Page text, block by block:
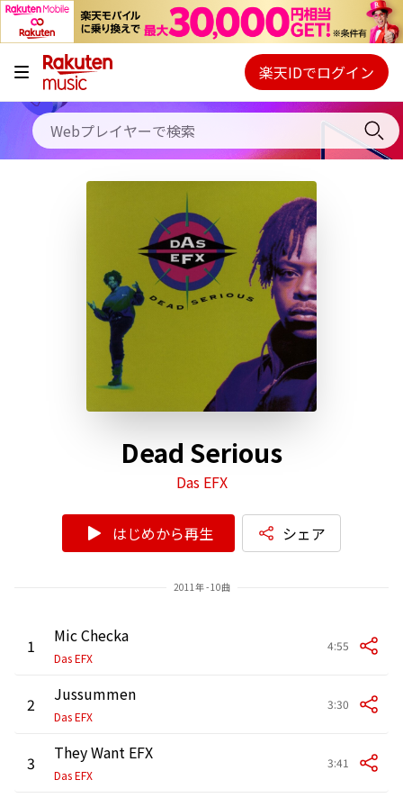
キャンペーン
料金プラン
使い方
初回30日間無料お試し
Webプレイヤー
ご契約内容の確認・変更
楽天IDでログイン
Dead Serious
Das EFX
はじめから再生 シェア
2011年 - 10曲
1 Mic Checka
Das EFX
4:55
2 Jussummen
Das EFX
3:30
3 They Want EFX
Das EFX
3:41